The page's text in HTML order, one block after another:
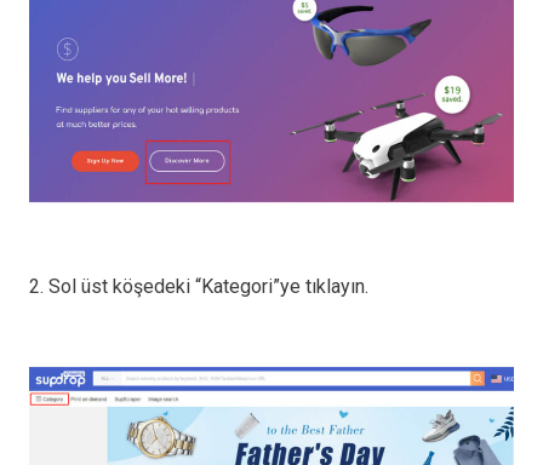
2. Sol üst köşedeki “Kategori”ye tıklayın.